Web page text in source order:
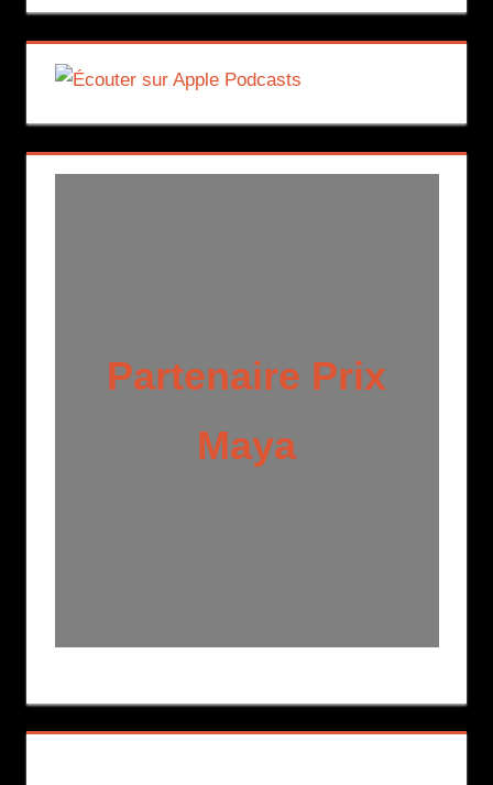
Partenaire Prix
Maya